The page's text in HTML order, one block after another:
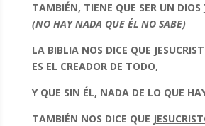
TAMBIÉN, TIENE QUE SER UN DIOS
(NO HAY NADA QUE ÉL NO SABE)
LA BIBLIA NOS DICE QUE
ES EL CREADORDE TODO,
Y QUE SIN ÉL, NADA DE LO QUE
TAMBIÉN NOS DICE QUE